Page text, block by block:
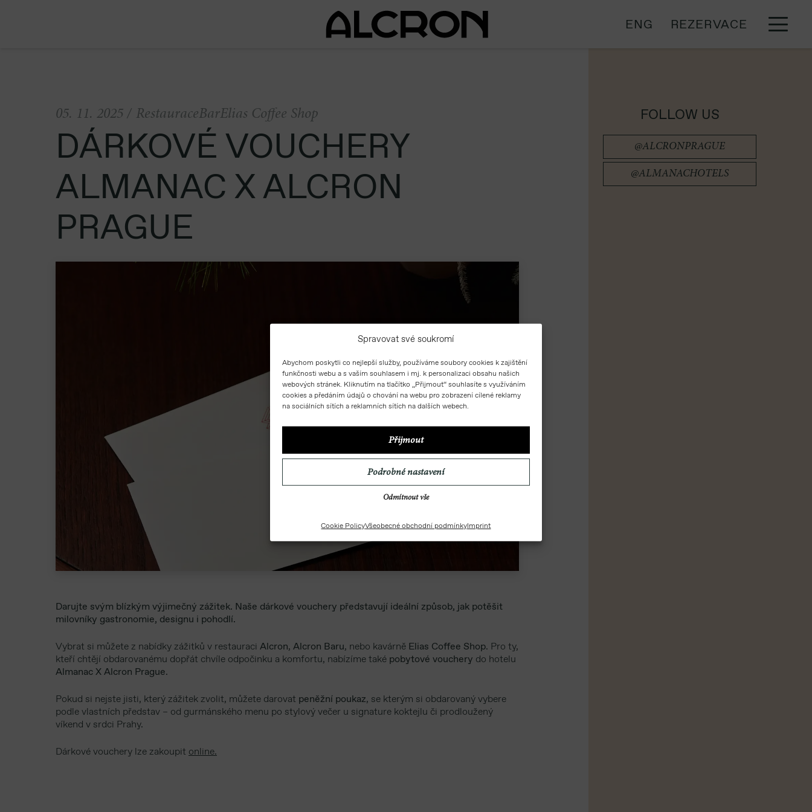
Spravovat své soukromí
Abychom poskytli co nejlepší služby, používáme soubory cookies k zajištění
funkčnosti webu a s vaším souhlasem i mj. k personalizaci obsahu našich
webových stránek. Kliknutím na tlačítko „Přijmout“ souhlasíte s využíváním
cookies a předáním údajů o chování na webu pro zobrazení cílené reklamy
na sociálních sítích a reklamních sítích na dalších webech.
Přijmout
Odmítnout vše
Podrobné nastavení
Cookie PolicyVšeobecné obchodní podmínkyImprint
ENG REZERVACE
05. 11. 2025 / RestauraceBarElias Coffee Shop
DÁRKOVÉ VOUCHERY
ALMANAC X ALCRON
PRAGUE
Darujte svým blízkým výjimečný zážitek. Naše dárkové vouchery představují ideální způsob, jak potěšit
milovníky gastronomie, designu i pohodlí.
Vybrat si můžete z nabídky zážitků v restauraci Alcron, Alcron Baru, nebo kavárně Elias Coffee Shop. Pro ty,
kteří chtějí obdarovanému dopřát chvíle odpočinku a komfortu, nabízíme také pobytové vouchery do hotelu
Almanac X Alcron Prague.
Pokud si nejste jisti, který zážitek zvolit, můžete darovat peněžní poukaz, se kterým si obdarovaný vybere
podle vlastních představ – od gurmánského menu po stylový večer u signature koktejlu či prodloužený
víkend v srdci Prahy.
Dárkové vouchery lze zakoupit online.
FOLLOW US
@ALCRONPRAGUE
@ALMANACHOTELS